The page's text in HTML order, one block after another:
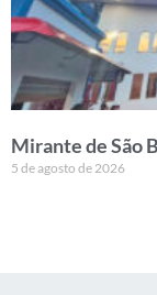
Mirante de São
5 de agosto de 2026